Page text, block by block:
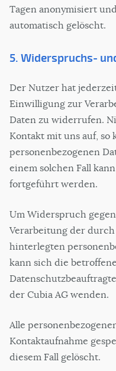
Tagen anonymisiert
automatisch gelöscht.
5. Widerspruchs-
Der Nutzer hat
Einwilligung zur
Daten zu widerrufen.
Kontakt mit uns auf,
personenbezogenen
einem solchen Fall
fortgeführt werden.
Um Widerspruch
Verarbeitung der
hinterlegten
kann sich die
der Cubia AG wenden.
Alle
Kontaktaufnahme
diesem Fall gelöscht.